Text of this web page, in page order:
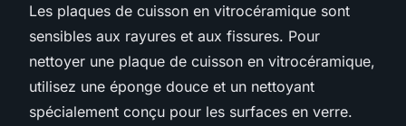
Les plaques de cuisson en vitrocéramique sont
sensibles aux rayures et aux fissures. Pour
nettoyer une plaque de cuisson en vitrocéramique,
utilisez une éponge douce et un nettoyant
spécialement conçu pour les surfaces en verre.